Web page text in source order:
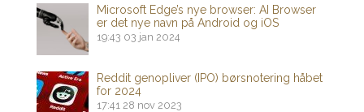
Microsoft Edge’s nye browser: AI Browser
er det nye navn på Android og iOS
19:43 03 jan 2024
Reddit genopliver (IPO) børsnotering håbet
for 2024
17:41 28 nov 2023